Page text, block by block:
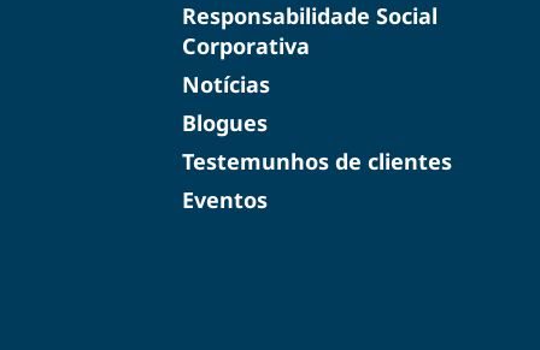
Responsabilidade Social
Corporativa
Notícias
Blogues
Testemunhos de clientes
Eventos